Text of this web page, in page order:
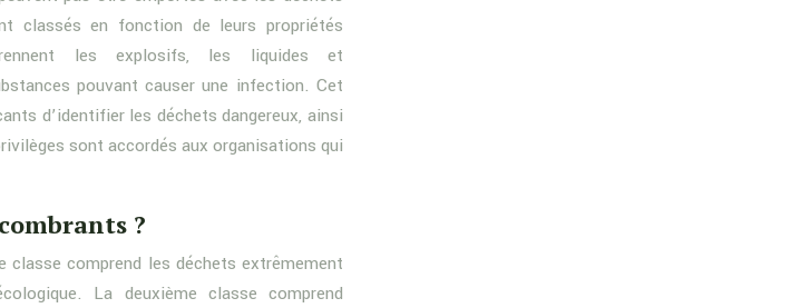
classés en fonction de leurs propriétés
les explosifs, les liquides et
pouvant causer une infection. Cet
d’identifier les déchets dangereux, ainsi
sont accordés aux organisations qui
?
classe comprend les déchets extrêmement
La deuxième classe comprend